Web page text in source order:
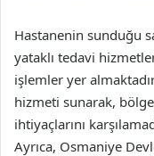
Hastanenin sunduğu
yataklı tedavi
işlemler yer
hizmeti sunarak,
ihtiyaçlarını
Ayrıca, Osmaniye